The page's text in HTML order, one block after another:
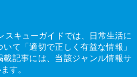
スキューガイドでは、日常生活に
て「適切で正しく有益な情報」
記事には、当該ジャンル情報サ
す。